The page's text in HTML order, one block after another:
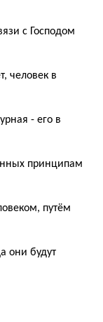
с Господом
человек в
- его в
принципам
путём
они будут